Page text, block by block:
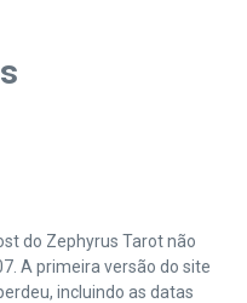
do Zephyrus Tarot não
A primeira versão do site
incluindo as datas